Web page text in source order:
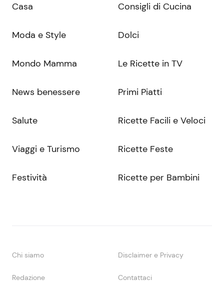
Casa
Moda e Style
Mondo Mamma
News benessere
Salute
Viaggi e Turismo
Festività
Consigli di Cucina
Dolci
Le Ricette in TV
Primi Piatti
Ricette Facili e Veloci
Ricette Feste
Ricette per Bambini
Chi siamo Disclaimer e Privacy
Redazione Contattaci